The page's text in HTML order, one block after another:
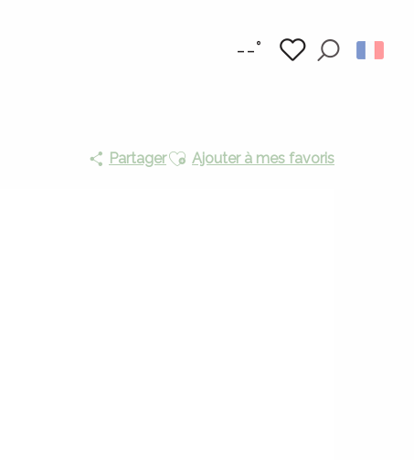
--°
PartagerAjouter aux favoris
Ajouter à mes favoris